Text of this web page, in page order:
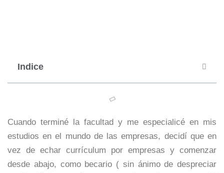
Indice
Cuando terminé la facultad y me especialicé en mis
estudios en el mundo de las empresas, decidí que en
vez de echar currículum por empresas y comenzar
desde abajo, como becario ( sin ánimo de despreciar